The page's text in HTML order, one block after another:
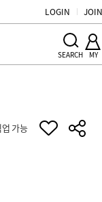
LOGIN
SEARCH MY
가능